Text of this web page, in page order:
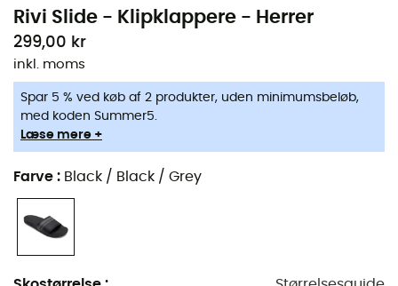
Rivi Slide - Klipklappere - Herrer
299,00 kr
inkl. moms
Spar 5 % ved køb af 2 produkter, uden minimumsbeløb,
med koden Summer5.
Læse mere +
Farve : Black / Black / Grey